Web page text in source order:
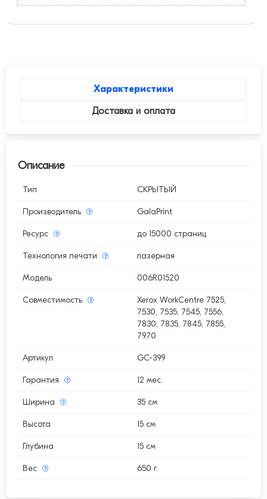
Характеристики
Доставка и оплата
Описание
Тип СКРЫТЫЙ
Производитель GalaPrint
Ресурс до 15000 страниц
Технология печати лазерная
Модель 006R01520
Совместимость
Xerox WorkCentre 7525,
7530, 7535, 7545, 7556,
7830, 7835, 7845, 7855,
7970
Артикул GC-399
Гарантия 12 мес.
Ширина 35 см
Высота 15 см
Глубина 15 см
Вес 650 г.